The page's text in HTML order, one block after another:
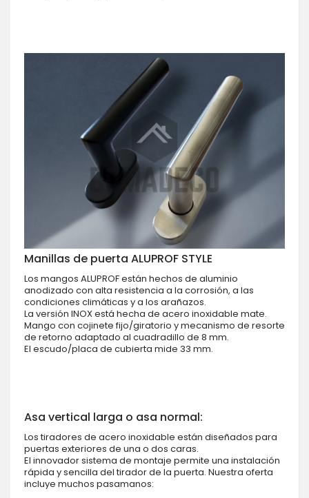
Manillas de puerta ALUPROF STYLE
Los mangos ALUPROF están hechos de aluminio
anodizado con alta resistencia a la corrosión, a las
condiciones climáticas y a los arañazos.
La versión INOX está hecha de acero inoxidable mate.
Mango con cojinete fijo/giratorio y mecanismo de resorte
de retorno adaptado al cuadradillo de 8 mm.
El escudo/placa de cubierta mide 33 mm.
Asa vertical larga o asa normal:
Los tiradores de acero inoxidable están diseñados para
puertas exteriores de una o dos caras.
El innovador sistema de montaje permite una instalación
rápida y sencilla del tirador de la puerta. Nuestra oferta
incluye muchos pasamanos: